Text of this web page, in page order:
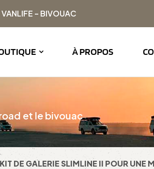
– BIVOUAC
À PROPOS
et le bivouac
DE GALERIE SLIMLINE II POUR UNE